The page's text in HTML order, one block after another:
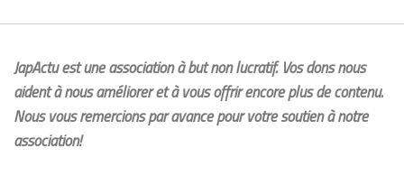
JapActu est une association à but non lucratif. Vos dons nous
aident à nous améliorer et à vous offrir encore plus de contenu.
Nous vous remercions par avance pour votre soutien à notre
association!